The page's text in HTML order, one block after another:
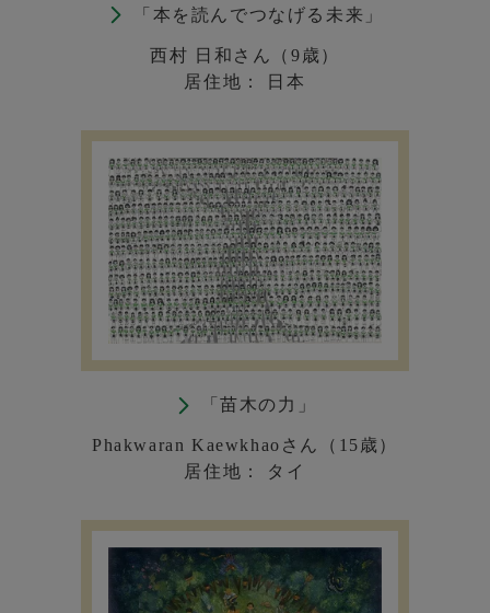
「本を読んでつなげる未来」
西村 日和さん（9歳）
居住地： 日本
「苗木の力」
Phakwaran Kaewkhaoさん（15歳）
居住地： タイ